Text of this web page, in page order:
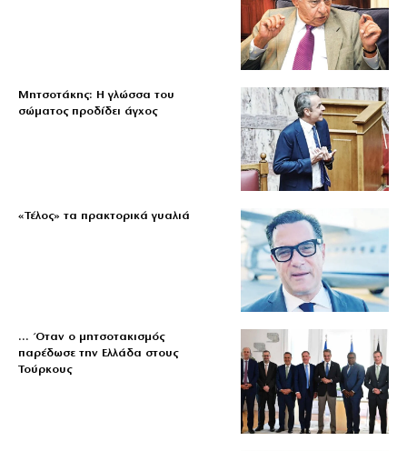
Μητσοτάκης: Η γλώσσα του
σώματος προδίδει άγχος
«Τέλος» τα πρακτορικά γυαλιά
… Όταν ο μητσοτακισμός
παρέδωσε την Ελλάδα στους
Τούρκους